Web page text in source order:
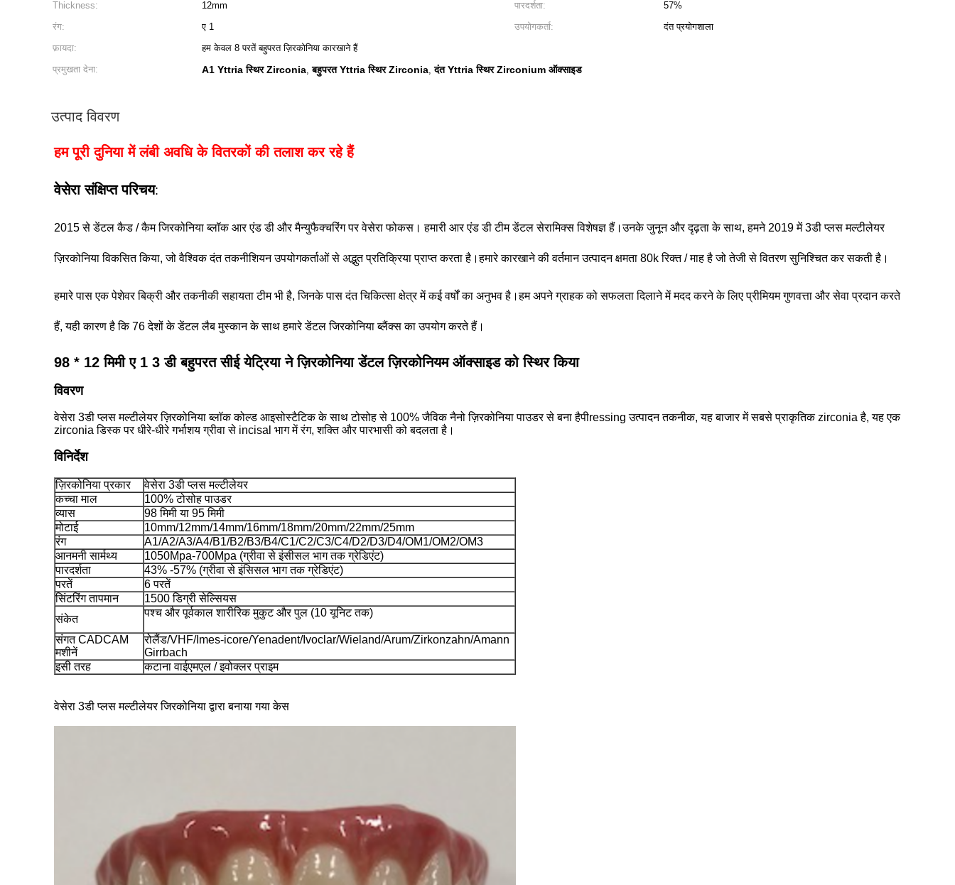
Thickness:
12mm पारदर्शता:
57%
रंग:
ए 1 उपयोगकर्ता:
दंत प्रयोगशाला
फ़ायदा:
हम केवल 8 परतें बहुपरत ज़िरकोनिया कारखाने हैं
प्रमुखता देना:
A1 Yttria स्थिर Zirconia,बहुपरत Yttria स्थिर Zirconia,दंत Yttria स्थिर Zirconium ऑक्साइड
उत्पाद विवरण
हम पूरी दुनिया में लंबी अवधि के वितरकों की तलाश कर रहे हैं
वेसेरा संक्षिप्त परिचय:
2015 से डेंटल कैड / कैम जिरकोनिया ब्लॉक आर एंड डी और मैन्युफैक्चरिंग पर वेसेरा फोकस। हमारी आर एंड डी टीम डेंटल सेरामिक्स विशेषज्ञ हैं।उनके जुनून और दृढ़ता के साथ, हमने 2019 में 3डी प्लस मल्टीलेयर
ज़िरकोनिया विकसित किया, जो वैश्विक दंत तकनीशियन उपयोगकर्ताओं से अद्भुत प्रतिक्रिया प्राप्त करता है।हमारे कारखाने की वर्तमान उत्पादन क्षमता 80k रिक्त / माह है जो तेजी से वितरण सुनिश्चित कर सकती है।
हमारे पास एक पेशेवर बिक्री और तकनीकी सहायता टीम भी है, जिनके पास दंत चिकित्सा क्षेत्र में कई वर्षों का अनुभव है।हम अपने ग्राहक को सफलता दिलाने में मदद करने के लिए प्रीमियम गुणवत्ता और सेवा प्रदान करते
हैं, यही कारण है कि 76 देशों के डेंटल लैब मुस्कान के साथ हमारे डेंटल जिरकोनिया ब्लैंक्स का उपयोग करते हैं।
98 * 12 मिमी ए 1 3 डी बहुपरत सीई येट्रिया ने ज़िरकोनिया डेंटल ज़िरकोनियम ऑक्साइड को स्थिर किया
विवरण
वेसेरा 3डी प्लस मल्टीलेयर ज़िरकोनिया ब्लॉक कोल्ड आइसोस्टैटिक के साथ टोसोह से 100% जैविक नैनो ज़िरकोनिया पाउडर से बना हैपीressing उत्पादन तकनीक, यह बाजार में सबसे प्राकृतिक zirconia है, यह एक
zirconia डिस्क पर धीरे-धीरे गर्भाशय ग्रीवा से incisal भाग में रंग, शक्ति और पारभासी को बदलता है।
विनिर्देश
ज़िरकोनिया प्रकार
वेसेरा 3डी प्लस मल्टीलेयर
कच्चा माल
100% टोसोह पाउडर
व्यास
98 मिमी या 95 मिमी
मोटाई
10mm/12mm/14mm/16mm/18mm/20mm/22mm/25mm
रंग
A1/A2/A3/A4/B1/B2/B3/B4/C1/C2/C3/C4/D2/D3/D4/OM1/OM2/OM3
आनमनी सार्मथ्य
1050Mpa-700Mpa (ग्रीवा से इंसीसल भाग तक ग्रेडिएंट)
पारदर्शता
43% -57% (ग्रीवा से इंसिसल भाग तक ग्रेडिएंट)
परतें
6 परतें
सिंटरिंग तापमान
1500 डिग्री सेल्सियस
संकेत
पश्च और पूर्वकाल शारीरिक मुकुट और पुल (10 यूनिट तक)
संगत CADCAM
मशीनें
रोलैंड/VHF/Imes-icore/Yenadent/Ivoclar/Wieland/Arum/Zirkonzahn/Amann
Girrbach
इसी तरह
कटाना वाईएमएल / इवोक्लर प्राइम
वेसेरा 3डी प्लस मल्टीलेयर जिरकोनिया द्वारा बनाया गया केस